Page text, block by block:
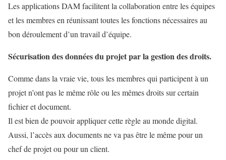
Les applications DAM facilitent la collaboration entre les équipes
et les membres en réunissant toutes les fonctions nécessaires au
bon déroulement d’un travail d’équipe.
Sécurisation des données du projet par la gestion des droits.
Comme dans la vraie vie, tous les membres qui participent à un
projet n’ont pas le même rôle ou les mêmes droits sur certain
fichier et document.
Il est bien de pouvoir appliquer cette règle au monde digital.
Aussi, l’accès aux documents ne va pas être le même pour un
chef de projet ou pour un client.